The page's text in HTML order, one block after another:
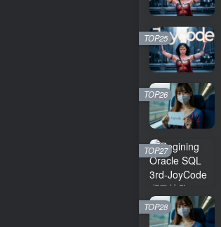
TOP25
TOP26
TOP27
TOP28